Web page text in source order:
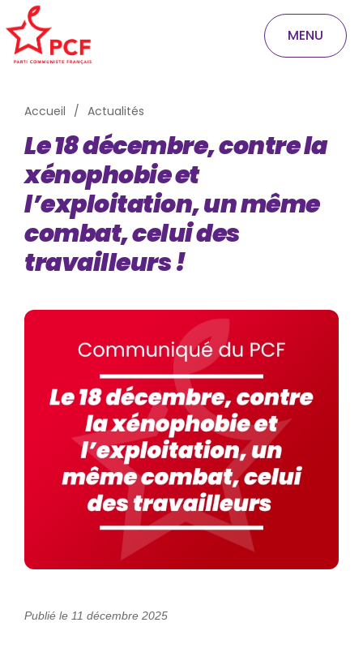
MENU
Accueil Actualités
Le 18 décembre, contre la
xénophobie et
l’exploitation, un même
combat, celui des
travailleurs !
Publié le 11 décembre 2025